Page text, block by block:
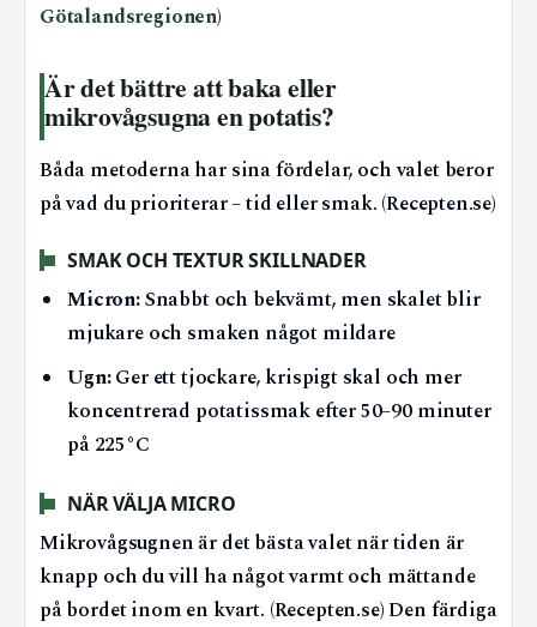
Götalandsregionen)
Är det bättre att baka eller
mikrovågsugna en potatis?
Båda metoderna har sina fördelar, och valet beror
på vad du prioriterar – tid eller smak. (Recepten.se)
SMAK OCH TEXTUR SKILLNADER
Micron:Snabbt och bekvämt, men skalet blir
mjukare och smaken något mildare
Ugn:Ger ett tjockare, krispigt skal och mer
koncentrerad potatissmak efter 50–90 minuter
på 225°C
NÄR VÄLJA MICRO
Mikrovågsugnen är det bästa valet när tiden är
knapp och du vill ha något varmt och mättande
på bordet inom en kvart. (Recepten.se) Den färdiga